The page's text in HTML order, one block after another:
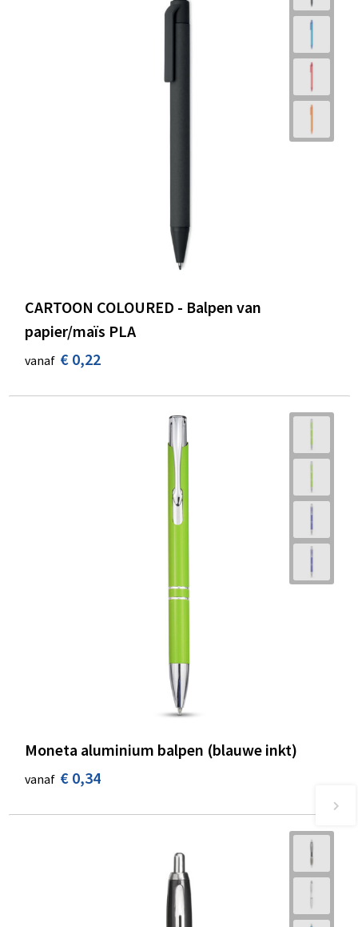
CARTOON COLOURED - Balpen van
papier/maïs PLA
vanaf € 0,22
Moneta aluminium balpen (blauwe inkt)
vanaf € 0,34